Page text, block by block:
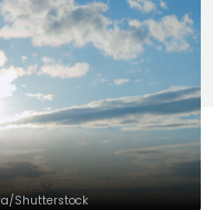
Shutterstock